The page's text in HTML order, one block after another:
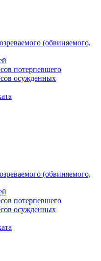
(обвиняемого,
потерпевшего
осужденных
(обвиняемого,
потерпевшего
осужденных